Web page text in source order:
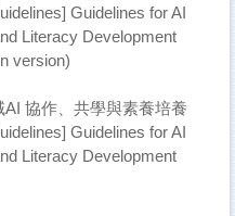
Guidelines for AI
Literacy Development
version)
AI 協作、共學與素養培養
Guidelines for AI
Literacy Development